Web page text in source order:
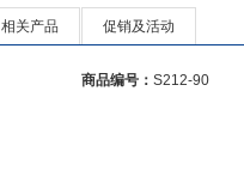
相关产品 促销及活动
商品编号： S212-90